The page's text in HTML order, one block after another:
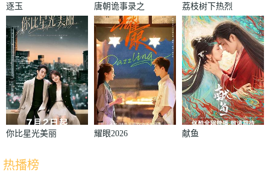
逐玉
唐朝诡事录之
长安
荔枝树下热烈
岛
你比星光美丽 耀眼2026 献鱼
热播榜